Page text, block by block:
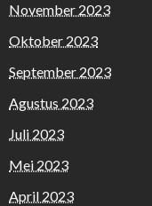
November 2023
Oktober 2023
September 2023
Agustus 2023
Juli 2023
Mei 2023
April 2023